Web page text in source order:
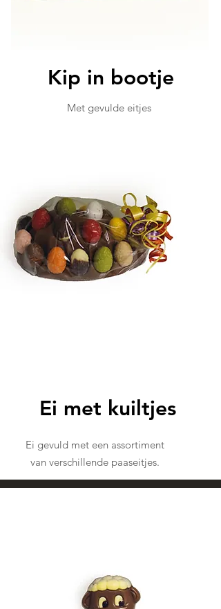
Kip in bootje
Met gevulde eitjes
Ei met kuiltjes
Ei gevuld met een assortiment
van verschillende paaseitjes.